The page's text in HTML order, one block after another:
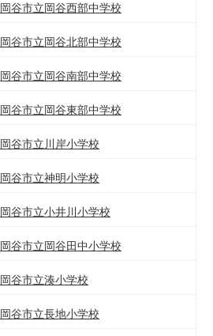
岡谷市立岡谷西部中学校
岡谷市立岡谷北部中学校
岡谷市立岡谷南部中学校
岡谷市立岡谷東部中学校
岡谷市立川岸小学校
岡谷市立神明小学校
岡谷市立小井川小学校
岡谷市立岡谷田中小学校
岡谷市立湊小学校
岡谷市立長地小学校